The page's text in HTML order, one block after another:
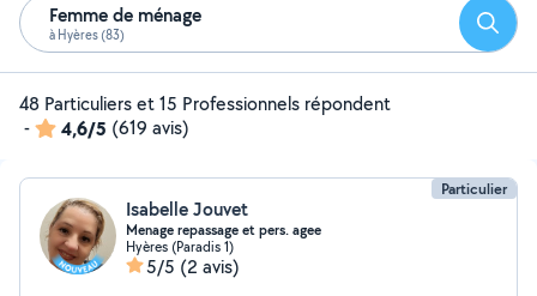
Femme de ménage
à Hyères (83)
48 Particuliers et 15 Professionnels répondent
-
4,6/5 (619 avis)
Particulier
Isabelle Jouvet
Menage repassage et pers. agee
Hyères (Paradis 1)
5/5 (2 avis)